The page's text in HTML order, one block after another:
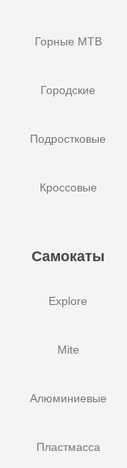
Горные MTB
Городские
Подростковые
Кроссовые
Самокаты
Explore
Mite
Алюминиевые
Пластмасса